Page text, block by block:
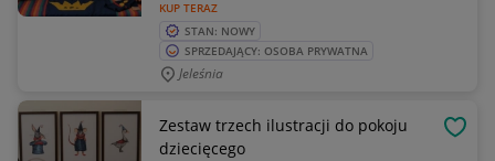
KUP TERAZ
STAN: NOWY
SPRZEDAJĄCY: OSOBA PRYWATNA
Jeleśnia
Zestaw trzech ilustracji do pokoju
dziecięcego